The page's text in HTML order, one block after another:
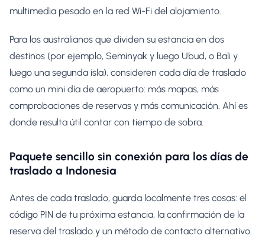
multimedia pesado en la red Wi-Fi del alojamiento.
Para los australianos que dividen su estancia en dos
destinos (por ejemplo, Seminyak y luego Ubud, o Bali y
luego una segunda isla), consideren cada día de traslado
como un mini día de aeropuerto: más mapas, más
comprobaciones de reservas y más comunicación. Ahí es
donde resulta útil contar con tiempo de sobra.
Paquete sencillo sin conexión para los días de
traslado a Indonesia
Antes de cada traslado, guarda localmente tres cosas: el
código PIN de tu próxima estancia, la confirmación de la
reserva del traslado y un método de contacto alternativo.